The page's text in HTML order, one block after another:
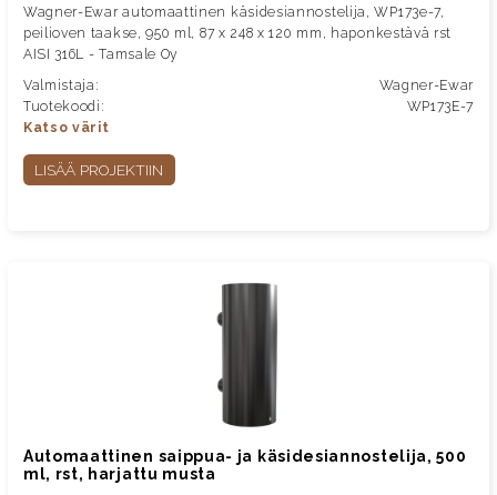
Wagner-Ewar automaattinen käsidesiannostelija, WP173e-7,
peilioven taakse, 950 ml, 87 x 248 x 120 mm, haponkestävä rst
AISI 316L - Tamsale Oy
Valmistaja:
Wagner-Ewar
Tuotekoodi:
WP173E-7
Katso värit
LISÄÄ PROJEKTIIN
Automaattinen saippua- ja käsidesiannostelija, 500
ml, rst, harjattu musta